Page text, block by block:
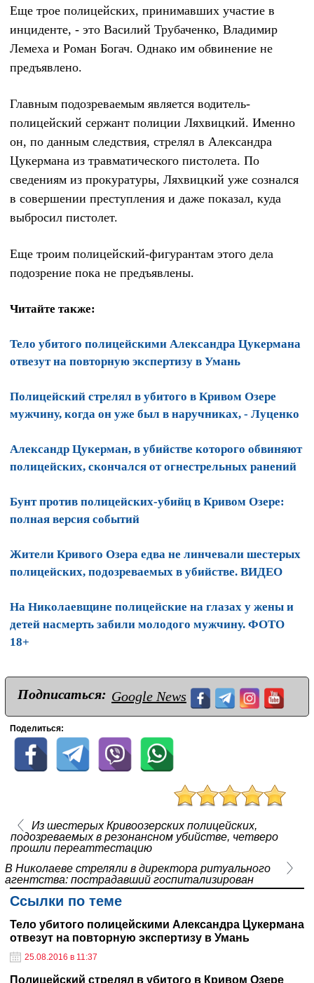
Еще трое полицейских, принимавших участие в
инциденте, - это Василий Трубаченко, Владимир
Лемеха и Роман Богач. Однако им обвинение не
предъявлено.
Главным подозреваемым является водитель-
полицейский сержант полиции Ляхвицкий. Именно
он, по данным следствия, стрелял в Александра
Цукермана из травматического пистолета. По
сведениям из прокуратуры, Ляхвицкий уже сознался
в совершении преступления и даже показал, куда
выбросил пистолет.
Еще троим полицейский-фигурантам этого дела
подозрение пока не предъявлены.
Читайте также:
Тело убитого полицейскими Александра Цукермана
отвезут на повторную экспертизу в Умань
Полицейский стрелял в убитого в Кривом Озере
мужчину, когда он уже был в наручниках, - Луценко
Александр Цукерман, в убийстве которого обвиняют
полицейских, скончался от огнестрельных ранений
Бунт против полицейских-убийц в Кривом Озере:
полная версия событий
Жители Кривого Озера едва не линчевали шестерых
полицейских, подозреваемых в убийстве. ВИДЕО
На Николаевщине полицейские на глазах у жены и
детей насмерть забили молодого мужчину. ФОТО
18+
Подписаться: Google News
Поделиться:
Из шестерых Кривоозерских полицейских,
подозреваемых в резонансном убийстве, четверо
прошли переаттестацию
В Николаеве стреляли в директора ритуального
агентства: пострадавший госпитализирован
Ссылки по теме
Тело убитого полицейскими Александра Цукермана
отвезут на повторную экспертизу в Умань
25.08.2016 в 11:37
Полицейский стрелял в убитого в Кривом Озере